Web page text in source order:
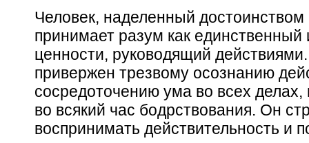
Человек, наделенный достоинством
принимает разум как
ценности, руководящий
привержен трезвому осознанию
сосредоточению ума во всех
во всякий час бодрствования. Он
воспринимать действительность и